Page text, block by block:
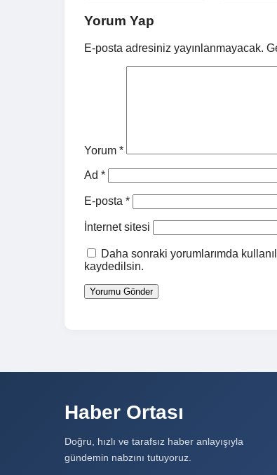
Yorum Yap
E-posta adresiniz yayınlanmayacak.
Yorum *
Ad *
E-posta *
İnternet sitesi
Daha sonraki yorumlarımda
kaydedilsin.
Haber Ortası
Doğru, hızlı ve tarafsız haber anlayışıyla
gündemin nabzını tutuyoruz.